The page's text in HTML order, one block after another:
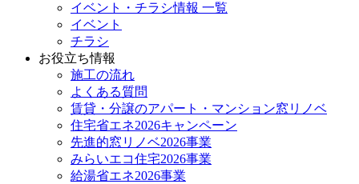
イベント・チラシ情報 一覧
イベント
チラシ
お役立ち情報
施工の流れ
よくある質問
賃貸・分譲のアパート・マンション窓リノベ
住宅省エネ2026キャンペーン
先進的窓リノベ2026事業
みらいエコ住宅2026事業
給湯省エネ2026事業